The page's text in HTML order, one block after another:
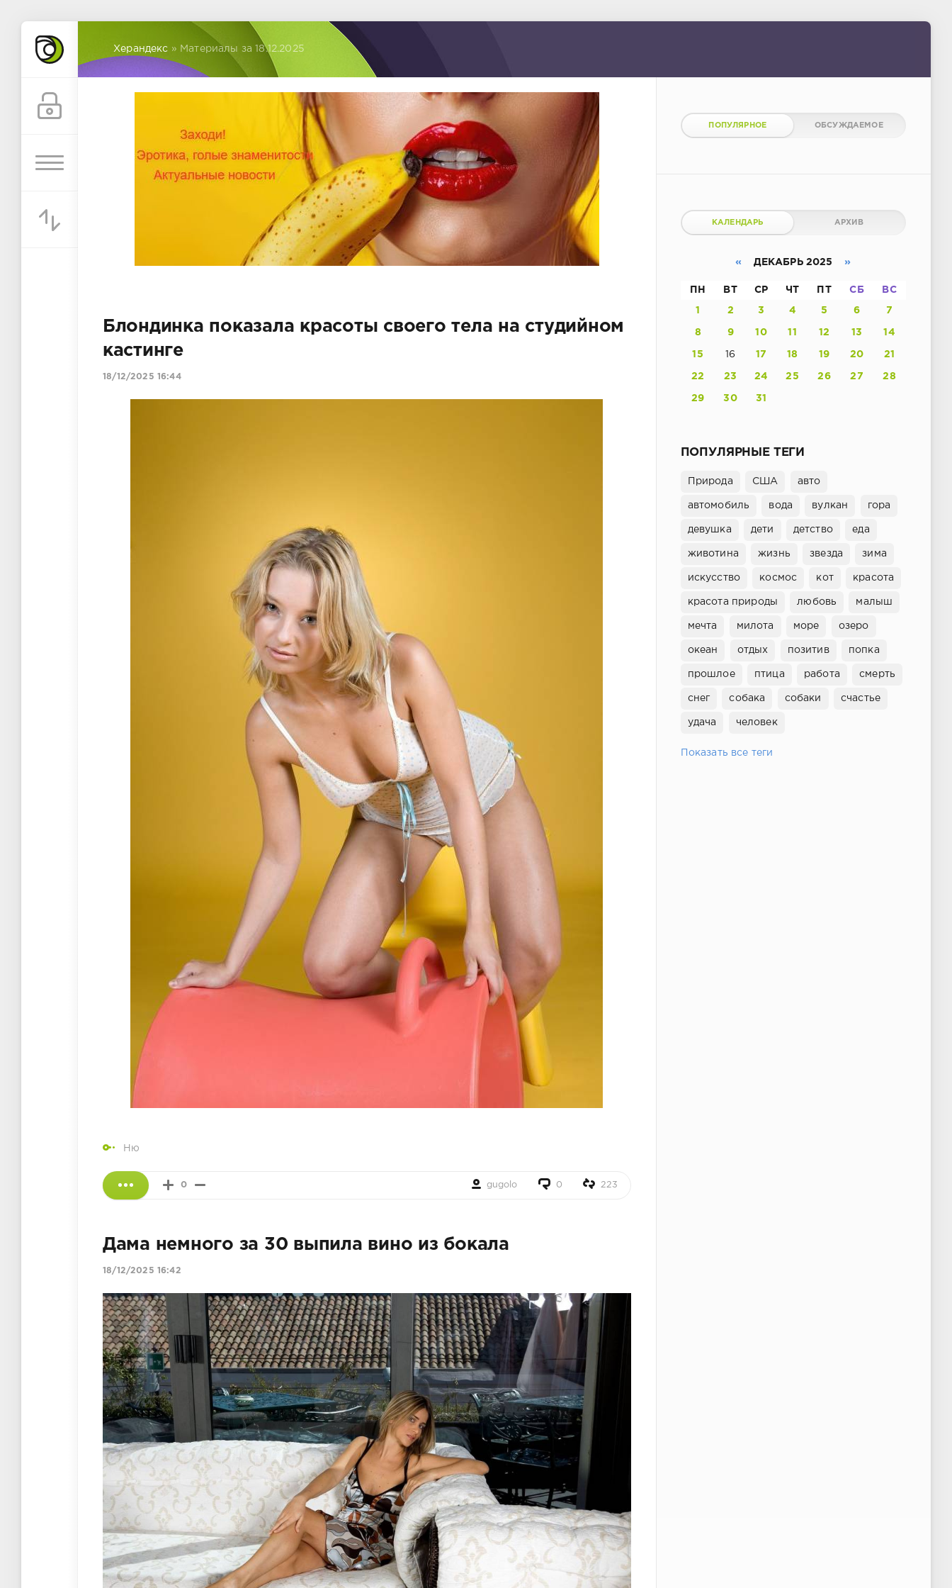
Херандекс » Материалы за 18.12.2025
Блондинка показала красоты своего тела на студийном
кастинге
18/12/2025 16:44
Ню
0 gugolo 0 223
Дама немного за 30 выпила вино из бокала
18/12/2025 16:42
ПОПУЛЯРНОЕ ОБСУЖДАЕМОЕ
КАЛЕНДАРЬ АРХИВ
« ДЕКАБРЬ 2025 »
ПН ВТ СР ЧТ ПТ СБ ВС
1 2 3 4 5 6 7
8 9 10 11 12 13 14
15 16 17 18 19 20 21
22 23 24 25 26 27 28
29 30 31
ПОПУЛЯРНЫЕ ТЕГИ
Природа США авто
автомобиль вода вулкан гора
девушка дети детство еда
животина жизнь звезда зима
искусство космос кот красота
красота природы любовь малыш
мечта милота море озеро
океан отдых позитив попка
прошлое птица работа смерть
снег собака собаки счастье
удача человек
Показать все теги